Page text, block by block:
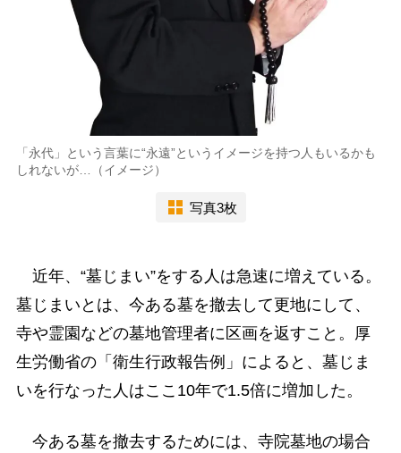
「永代」という言葉に“永遠”というイメージを持つ人もいるかも
しれないが…（イメージ）
写真3枚
近年、“墓じまい”をする人は急速に増えている。
墓じまいとは、今ある墓を撤去して更地にして、
寺や霊園などの墓地管理者に区画を返すこと。厚
生労働省の「衛生行政報告例」によると、墓じま
いを行なった人はここ10年で1.5倍に増加した。
今ある墓を撤去するためには、寺院墓地の場合